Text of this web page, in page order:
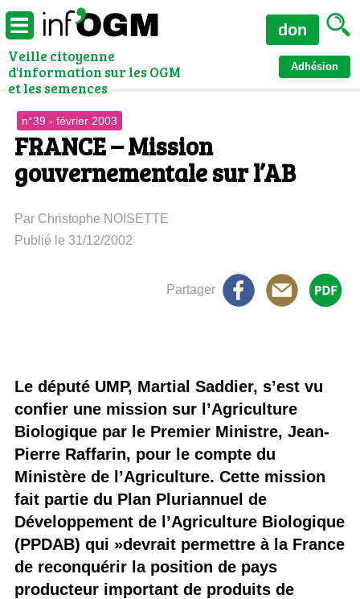
Veille citoyenne
d'information sur les OGM
et les semences
Adhésion
don
n°39 - février 2003
FRANCE – Mission
gouvernementale sur l’AB
Par Christophe NOISETTE
Publié le 31/12/2002
Partager
Le député UMP, Martial Saddier, s’est vu
confier une mission sur l’Agriculture
Biologique par le Premier Ministre, Jean-
Pierre Raffarin, pour le compte du
Ministère de l’Agriculture. Cette mission
fait partie du Plan Pluriannuel de
Développement de l’Agriculture Biologique
(PPDAB) qui »devrait permettre à la France
de reconquérir la position de pays
producteur important de produits de